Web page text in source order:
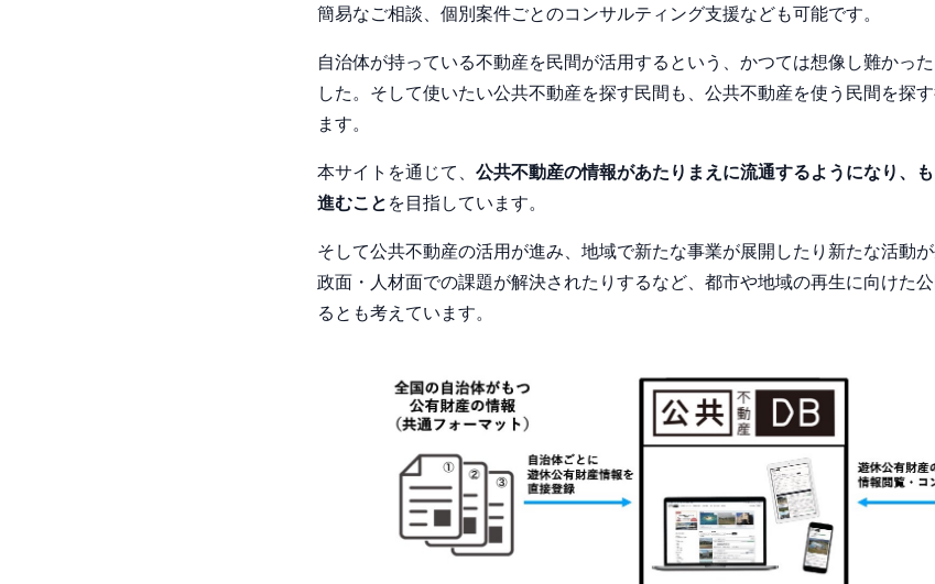
簡易なご相談、個別案件ごとのコンサルティング支援なども可能です。
自治体が持っている不動産を民間が活用するという、かつては想像し難かっ
した。そして使いたい公共不動産を探す民間も、公共不動産を使う民間を探
ます。
本サイトを通じて、 公共不動産の情報があたりまえに流通するようになり、
進むことを目指しています。
そして公共不動産の活用が進み、地域で新たな事業が展開したり新たな活動
政面・人材面での課題が解決されたりするなど、都市や地域の再生に向けた
るとも考えています。